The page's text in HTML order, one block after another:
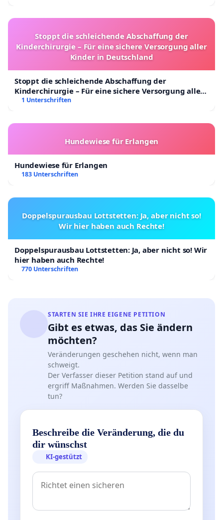
Stoppt die schleichende Abschaffung der
Kinderchirurgie – Für eine sichere Versorgung aller
Kinder in Deutschland
Stoppt die schleichende Abschaffung der
Kinderchirurgie – Für eine sichere Versorgung aller
Kinder in Deutschland
1 Unterschriften
Hundewiese für Erlangen
Hundewiese für Erlangen
183 Unterschriften
Doppelspurausbau Lottstetten: Ja, aber nicht so!
Wir hier haben auch Rechte!
Doppelspurausbau Lottstetten: Ja, aber nicht so! Wir
hier haben auch Rechte!
770 Unterschriften
STARTEN SIE IHRE EIGENE PETITION
Gibt es etwas, das Sie ändern
möchten?
Veränderungen geschehen nicht, wenn man
schweigt.
Der Verfasser dieser Petition stand auf und
ergriff Maßnahmen. Werden Sie dasselbe
tun?
Beschreibe die Veränderung, die du
dir wünschst
KI-gestützt